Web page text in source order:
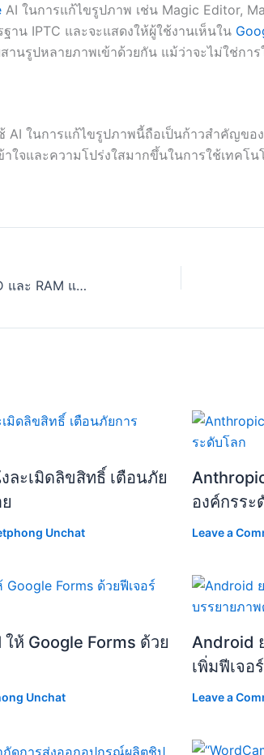
AI ในการแก้ไขรูปภาพ เช่น Magic Editor,
น IPTC และจะแสดงให้ผู้ใช้งานเห็นใน
านรูปหลายภาพเข้าด้วยกัน แม้ว่าจะไม่ใช่กา
AI ในการแก้ไขรูปภาพนี้ถือเป็นก้าวสำคัญข
ใจและความโปร่งใสมากขึ้นในการใช้เทคโน
วิธีอัพเกรดคอมพิวเตอร์gเก่าด้วย SSD และ RAM แบบประหยัดงบ
ละเมิดลิขสิทธิ์ เตือนภัย
Unchat
องค์กรระ
Leave a
ห้ Google Forms ด้วย
Unchat
Android
เพิ่มฟีเจอ
Leave a